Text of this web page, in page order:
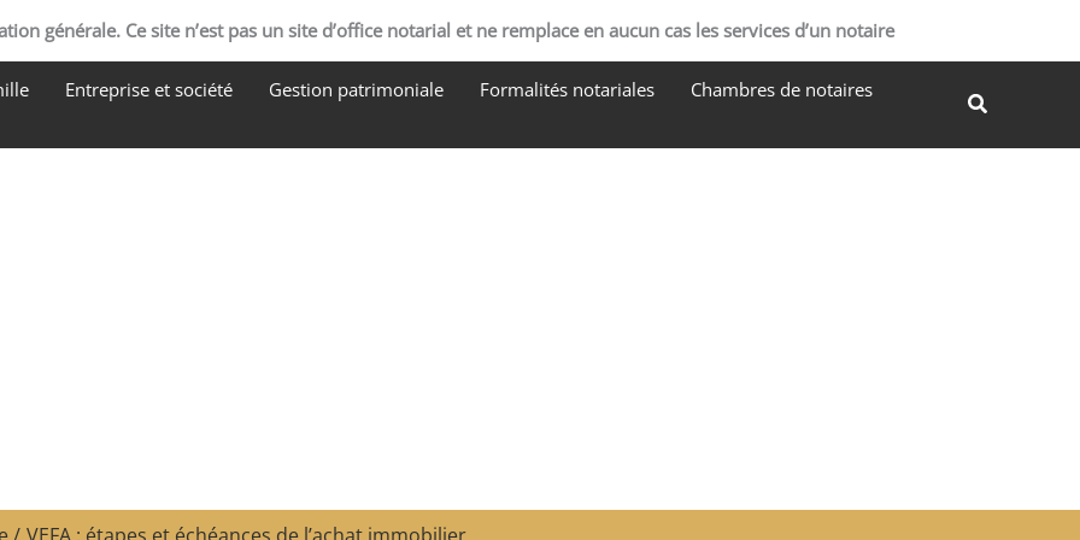
générale. Ce site n’est pas un site d’office notarial et ne remplace en aucun cas les services d’un notaire
Entreprise et société Gestion patrimoniale Formalités notariales
Chambres de notaires
Rechercher
e